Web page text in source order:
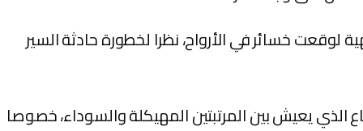
لوقعت خسائر في الأرواح، نظرا لخطورة حادثة السير
الذي يعيش بين المرتبتين المهيكلة والسوداء، خصوصا